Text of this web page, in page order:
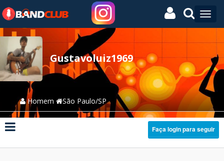
Gustavoluiz1969
Homem São Paulo/SP
Faça login para seguir